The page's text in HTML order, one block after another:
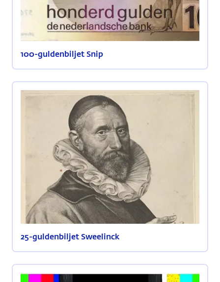
100-guldenbiljet Snip
25-guldenbiljet Sweelinck